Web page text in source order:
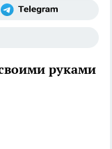
руками